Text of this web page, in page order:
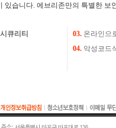
있습니다. 에브리존만의 특별한 보
큐리티 03. 온라인으
04. 악성코드